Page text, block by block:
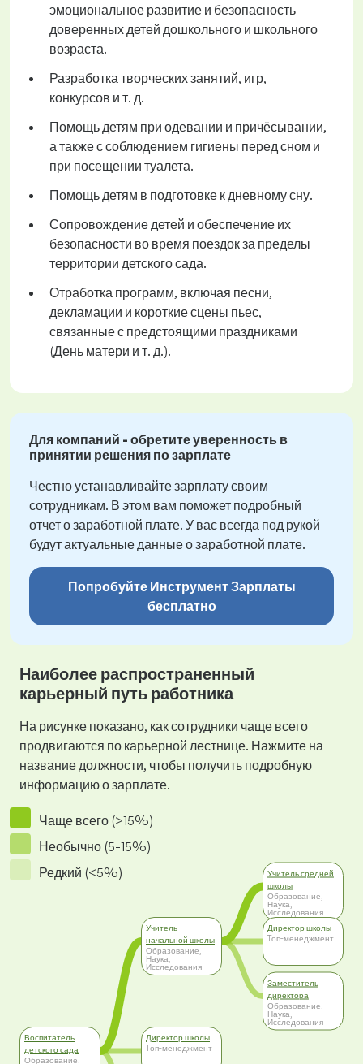
эмоциональное развитие и безопасность
доверенных детей дошкольного и школьного
возраста.
Разработка творческих занятий, игр,
конкурсов и т. д.
Помощь детям при одевании и причёсывании,
а также с соблюдением гигиены перед сном и
при посещении туалета.
Помощь детям в подготовке к дневному сну.
Сопровождение детей и обеспечение их
безопасности во время поездок за пределы
территории детского сада.
Отработка программ, включая песни,
декламации и короткие сцены пьес,
связанные с предстоящими праздниками
(День матери и т. д.).
Для компаний - обретите уверенность в
принятии решения по зарплате
Честно устанавливайте зарплату своим
сотрудникам. В этом вам поможет подробный
отчет о заработной плате. У вас всегда под рукой
будут актуальные данные о заработной плате.
Попробуйте Инструмент Зарплаты
бесплатно
Наиболее распространенный
карьерный путь работника
На рисунке показано, как сотрудники чаще всего
продвигаются по карьерной лестнице. Нажмите на
название должности, чтобы получить подробную
информацию о зарплате.
Чаще всего (>15%)
Необычно (5-15%)
Редкий (<5%)
Воспитатель
детского сада
Образование,
Учитель
начальной школы
Образование,
Наука,
Исследования
Директор школы
Tоп-менеджмент
Учитель средней
школы
Образование,
Наука,
Исследования
Директор школы
Tоп-менеджмент
Заместитель
директора
Образование,
Наука,
Исследования